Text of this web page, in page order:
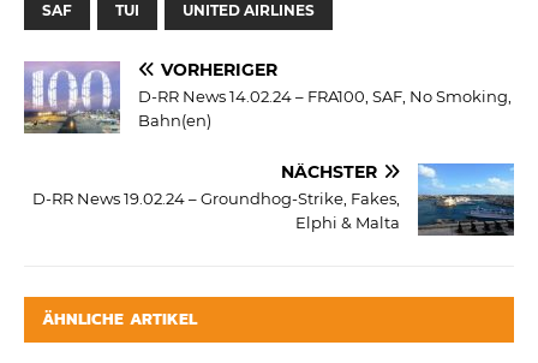
SAF TUI UNITED AIRLINES
VORHERIGER
D-RR News 14.02.24 – FRA100, SAF, No Smoking,
Bahn(en)
NÄCHSTER
D-RR News 19.02.24 – Groundhog-Strike, Fakes,
Elphi & Malta
ÄHNLICHE ARTIKEL